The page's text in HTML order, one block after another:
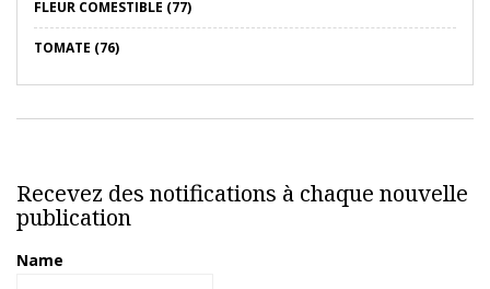
FLEUR COMESTIBLE (77)
TOMATE (76)
Recevez des notifications à chaque nouvelle
publication
Name